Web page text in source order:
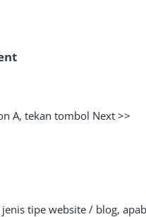
A, tekan tombol Next >>
tipe website / blog,